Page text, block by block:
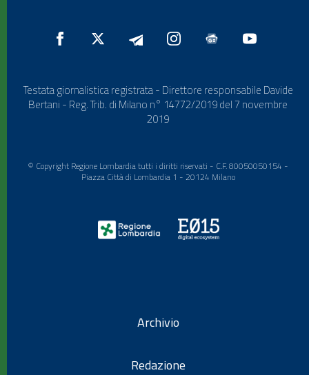
Testata giornalistica registrata - Direttore responsabile Davide
Bertani - Reg. Trib. di Milano n° 14772/2019 del 7 novembre
2019
© Copyright Regione Lombardia tutti i diritti riservati - C.F. 80050050154 -
Piazza Città di Lombardia 1 - 20124 Milano
Archivio
Redazione